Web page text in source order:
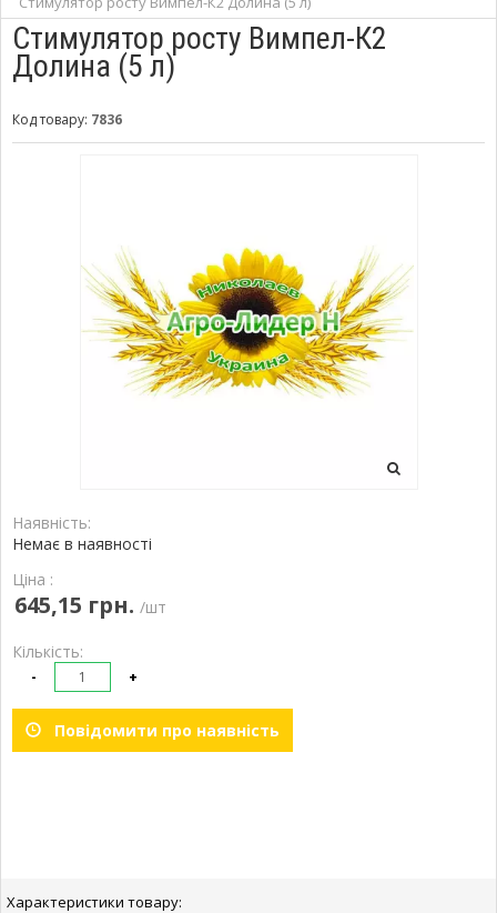
Стимулятор росту Вимпел-К2
Долина (5 л)
Код товару: 7836
Наявність:
Немає в наявності
Ціна :
645,15 грн. /шт
Кількість:
- +
Повідомити про наявність
Характеристики товару: